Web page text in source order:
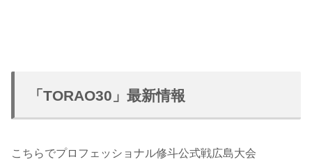
「TORAO30」最新情報
こちらでプロフェッショナル修斗公式戦広島大会